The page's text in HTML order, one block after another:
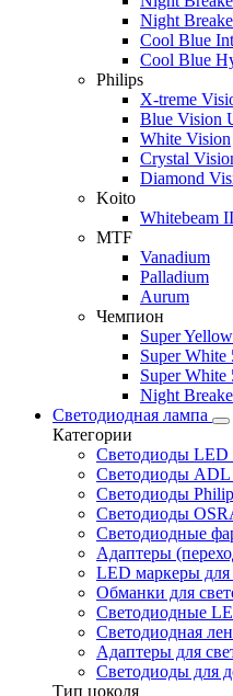
Night
Cool Blue
Cool Blue
Philips
X-treme
Blue Vision
White Vision
Crystal
Diamond
Koito
Whitebeam
MTF
Vanadium
Palladium
Aurum
Чемпион
Super
Super White
Super White
Night
Светодиодная лампа
Категории
Светодиоды LED
Светодиоды ADL
Светодиоды
Светодиоды
Светодиодные
Адаптеры
LED маркеры
Обманки для
Светодиодные
Светодиодная
Адаптеры для
Светодиоды для
Тип цоколя